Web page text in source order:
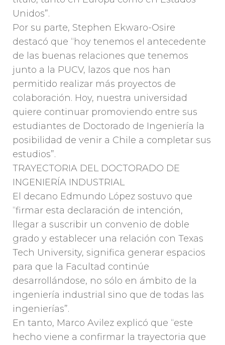
Unidos”.
Por su parte, Stephen Ekwaro-Osire
destacó que “hoy tenemos el antecedente
de las buenas relaciones que tenemos
junto a la PUCV, lazos que nos han
permitido realizar más proyectos de
colaboración. Hoy, nuestra universidad
quiere continuar promoviendo entre sus
estudiantes de Doctorado de Ingeniería la
posibilidad de venir a Chile a completar sus
estudios”.
TRAYECTORIA DEL DOCTORADO DE
INGENIERÍA INDUSTRIAL
El decano Edmundo López sostuvo que
“firmar esta declaración de intención,
llegar a suscribir un convenio de doble
grado y establecer una relación con Texas
Tech University, significa generar espacios
para que la Facultad continúe
desarrollándose, no sólo en ámbito de la
ingeniería industrial sino que de todas las
ingenierías”.
En tanto, Marco Avilez explicó que “este
hecho viene a confirmar la trayectoria que